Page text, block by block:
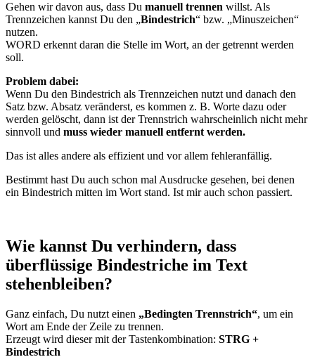
Gehen wir davon aus, dass Du manuell trennen willst. Als
Trennzeichen kannst Du den „Bindestrich“ bzw. „Minuszeichen“
nutzen.
WORD erkennt daran die Stelle im Wort, an der getrennt werden
soll.
Problem dabei:
Wenn Du den Bindestrich als Trennzeichen nutzt und danach den
Satz bzw. Absatz veränderst, es kommen z. B. Worte dazu oder
werden gelöscht, dann ist der Trennstrich wahrscheinlich nicht mehr
sinnvoll und muss wieder manuell entfernt werden.
Das ist alles andere als effizient und vor allem fehleranfällig.
Bestimmt hast Du auch schon mal Ausdrucke gesehen, bei denen
ein Bindestrich mitten im Wort stand. Ist mir auch schon passiert.
Wie kannst Du verhindern, dass
überflüssige Bindestriche im Text
stehenbleiben?
Ganz einfach, Du nutzt einen „Bedingten Trennstrich“, um ein
Wort am Ende der Zeile zu trennen.
Erzeugt wird dieser mit der Tastenkombination: STRG +
Bindestrich